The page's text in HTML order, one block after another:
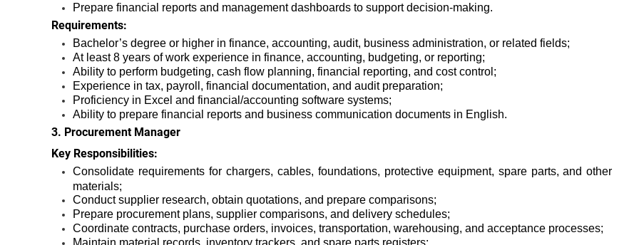
Prepare financial reports and management dashboards to support decision-making.
Requirements:
Bachelor’s degree or higher in finance, accounting, audit, business administration, or related fields;
At least 8 years of work experience in finance, accounting, budgeting, or reporting;
Ability to perform budgeting, cash flow planning, financial reporting, and cost control;
Experience in tax, payroll, financial documentation, and audit preparation;
Proficiency in Excel and financial/accounting software systems;
Ability to prepare financial reports and business communication documents in English.
3. Procurement Manager
Key Responsibilities:
Consolidate requirements for chargers, cables, foundations, protective equipment, spare parts, and other
materials;
Conduct supplier research, obtain quotations, and prepare comparisons;
Prepare procurement plans, supplier comparisons, and delivery schedules;
Coordinate contracts, purchase orders, invoices, transportation, warehousing, and acceptance processes;
Maintain material records, inventory trackers, and spare parts registers;